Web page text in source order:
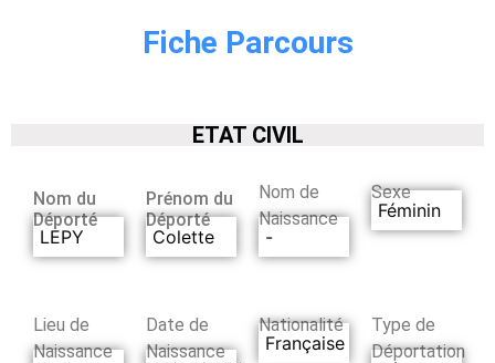
Fiche Parcours
ETAT CIVIL
Nom du
Déporté
LEPY
Prénom du
Déporté
Colette
Nom de
Naissance
-
Sexe
Féminin
Lieu de
Naissance
Date de
Naissance
Nationalité
Française
Type de
Déportation